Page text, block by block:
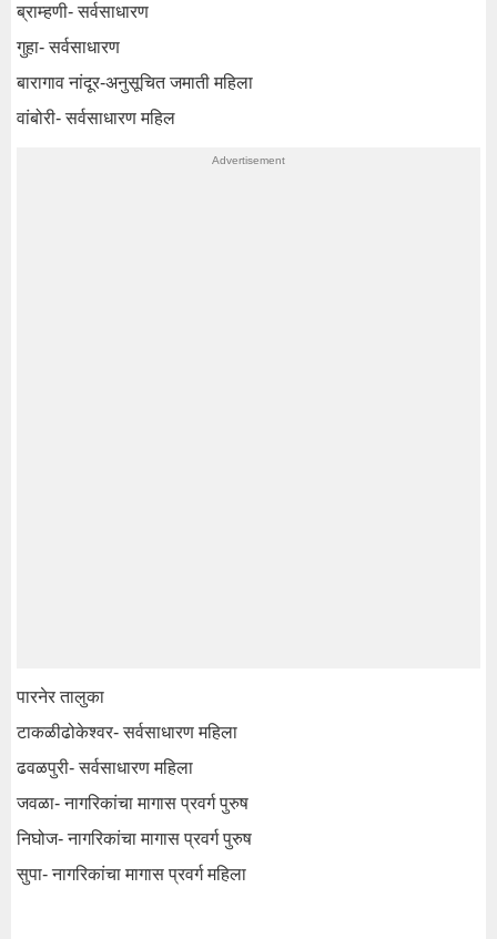
ब्राम्हणी- सर्वसाधारण
गुहा- सर्वसाधारण
बारागाव नांदूर-अनुसूचित जमाती महिला
वांबोरी- सर्वसाधारण महिल
पारनेर तालुका
टाकळीढोकेश्वर- सर्वसाधारण महिला
ढवळपुरी- सर्वसाधारण महिला
जवळा- नागरिकांचा मागास प्रवर्ग पुरुष
निघोज- नागरिकांचा मागास प्रवर्ग पुरुष
सुपा- नागरिकांचा मागास प्रवर्ग महिला